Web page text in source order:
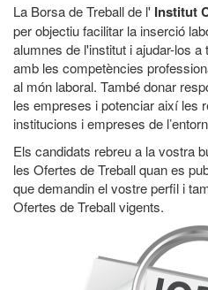
La Borsa de Treball de l' Institut
per objectiu facilitar la inserció
alumnes de l'institut i ajudar-los
amb les competències
al món laboral. També donar
les empreses i potenciar així les
institucions i empreses de
Els candidats rebreu a la vostra
les Ofertes de Treball quan es
que demandin el vostre perfil i
Ofertes de Treball vigents.